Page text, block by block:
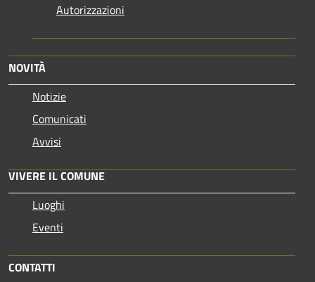
Autorizzazioni
NOVITÀ
Notizie
Comunicati
Avvisi
VIVERE IL COMUNE
Luoghi
Eventi
CONTATTI